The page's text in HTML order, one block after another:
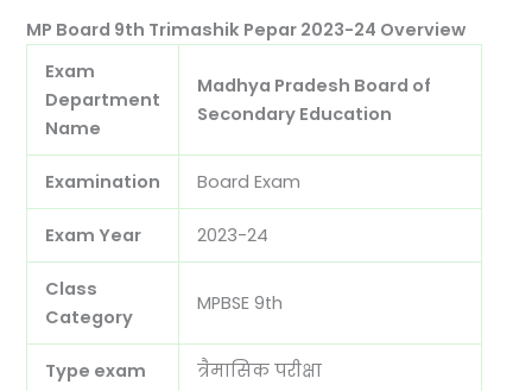
MP Board 9th Trimashik Pepar 2023-24 Overview
Exam
Department
Name
Madhya Pradesh Board of
Secondary Education
Examination Board Exam
Exam Year 2023-24
Class
Category
MPBSE 9th
Type exam त्रैमासिक परीक्षा